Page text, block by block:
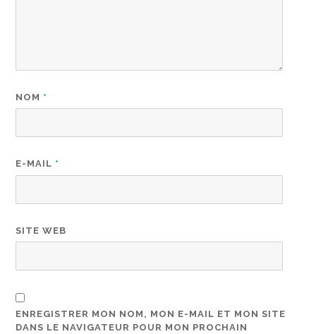
NOM *
E-MAIL *
SITE WEB
ENREGISTRER MON NOM, MON E-MAIL ET MON SITE
DANS LE NAVIGATEUR POUR MON PROCHAIN